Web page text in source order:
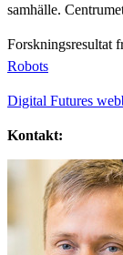
samhälle.
Forskningsresultat
Robots
Digital Futures
Kontakt: